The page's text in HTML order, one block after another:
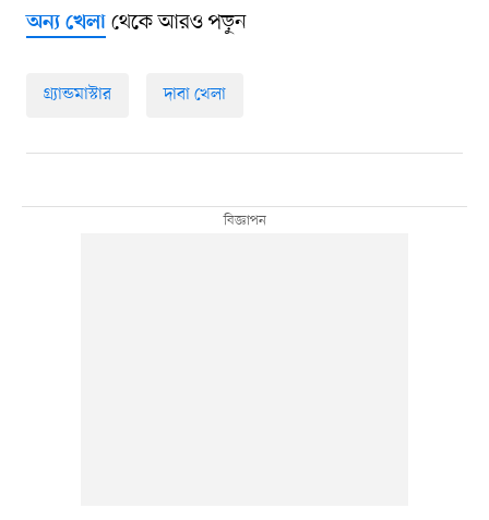
অন্য খেলাথেকে আরও পড়ুন
গ্র্যান্ডমাস্টার দাবা খেলা